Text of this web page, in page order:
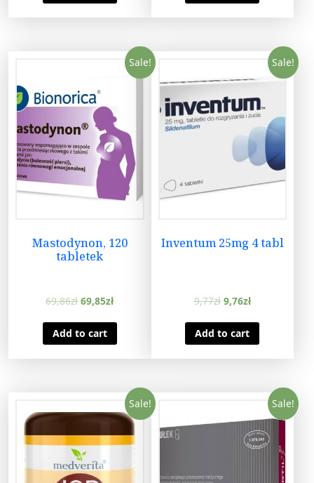
Sale!
Mastodynon, 120
tabletek
69,86zł 69,85zł
Add to cart
Sale!
Inventum 25mg 4 tabl
9,77zł 9,76zł
Add to cart
Sale! Sale!